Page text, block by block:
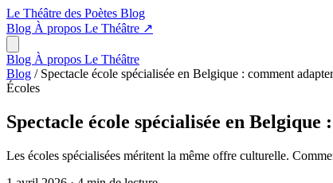
Le Théâtre des Poètes Blog
Blog À propos Le Théâtre ↗
Blog À propos Le Théâtre
Blog / Spectacle école spécialisée en Belgique : comment
Écoles
Spectacle école spécialisée en
Les écoles spécialisées méritent la même offre culturelle.